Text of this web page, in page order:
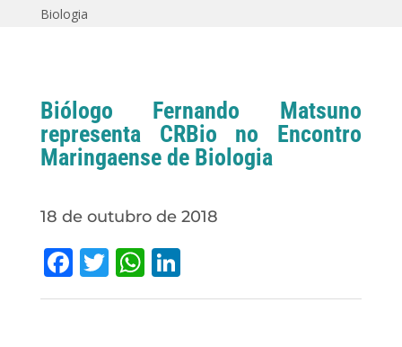
Biologia
Biólogo Fernando Matsuno
representa CRBio no Encontro
Maringaense de Biologia
18 de outubro de 2018
Facebook
Twitter
WhatsApp
LinkedIn